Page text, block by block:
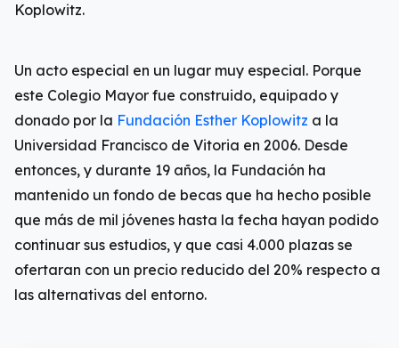
Koplowitz.
Un acto especial en un lugar muy especial. Porque
este Colegio Mayor fue construido, equipado y
donado por la Fundación Esther Koplowitz a la
Universidad Francisco de Vitoria en 2006. Desde
entonces, y durante 19 años, la Fundación ha
mantenido un fondo de becas que ha hecho posible
que más de mil jóvenes hasta la fecha hayan podido
continuar sus estudios, y que casi 4.000 plazas se
ofertaran con un precio reducido del 20% respecto a
las alternativas del entorno.